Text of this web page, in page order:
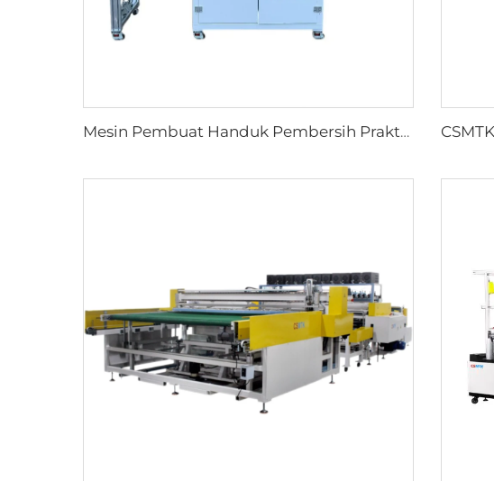
Mesin Pembuat Handuk Pembersih Praktis Mudah Robek Mesin Handuk Robek Tangan Berbasis Teknologi Ultrasonik